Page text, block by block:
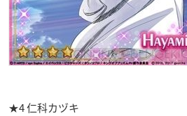
★4 仁科カヅキ